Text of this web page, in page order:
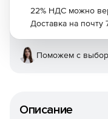
Описание
22% НДС можно
Доставка на
Поможем с